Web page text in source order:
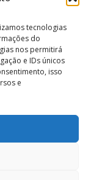
tecnologias
do
nos permitirá
e IDs únicos
isso
e